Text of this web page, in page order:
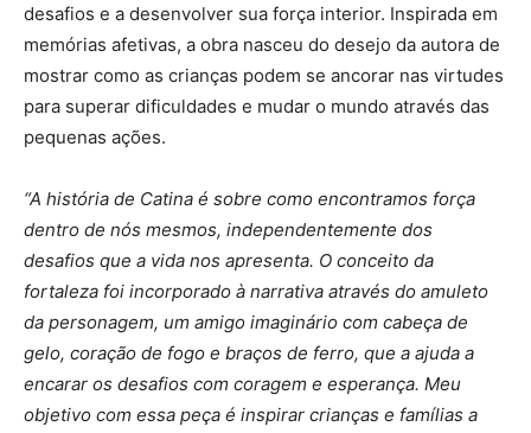
desafios e a desenvolver sua força interior. Inspirada em
memórias afetivas, a obra nasceu do desejo da autora de
mostrar como as crianças podem se ancorar nas virtudes
para superar dificuldades e mudar o mundo através das
pequenas ações.
“A história de Catina é sobre como encontramos força
dentro de nós mesmos, independentemente dos
desafios que a vida nos apresenta. O conceito da
fortaleza foi incorporado à narrativa através do amuleto
da personagem, um amigo imaginário com cabeça de
gelo, coração de fogo e braços de ferro, que a ajuda a
encarar os desafios com coragem e esperança. Meu
objetivo com essa peça é inspirar crianças e famílias a